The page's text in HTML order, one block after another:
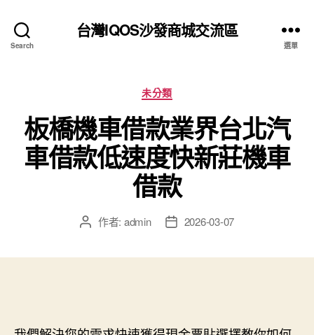
Search
台灣IQOS沙發商城交流區
選單
分
類
未分類
板橋機車借款業界台北汽
車借款低速度快新莊機車
借款
文 作者: admin
文 2026-03-07